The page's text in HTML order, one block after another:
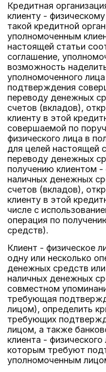
Кредитная
клиенту -
такой кредитной
уполномоченным
настоящей статьи
соглашение,
возможность
уполномоченного
подтверждения
переводу денежных
счетов (вкладов),
клиенту в этой
совершаемой по
физического лица в
для целей настоящей
переводу денежных
получению клиентом
наличных денежных
счетов (вкладов),
клиенту в этой
числе с
операция по
средств).
Клиент - физическое
одну или несколько
денежных средств
наличных денежных
совместном
требующая
лицом), определить
требующих
лицом, а также
клиента -
которым требуют
уполномоченным